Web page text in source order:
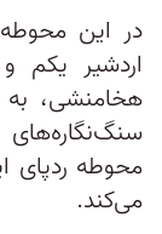
در این محوطه
اردشیر یکم
هخامنشی،
محوطه ردپای
می‌کند.